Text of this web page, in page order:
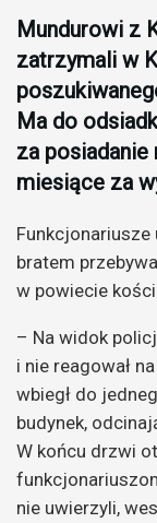
Mundurowi z
zatrzymali w
Ma do
za
miesiące za
bratem
w powiecie
– Na widok
i nie reagował
wbiegł do
budynek,
W końcu drzwi
nie uwierzyli,